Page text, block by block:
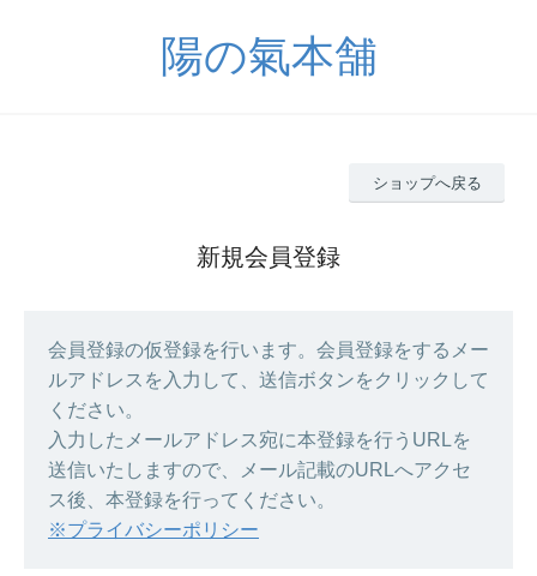
陽の氣本舗
ショップへ戻る
新規会員登録
会員登録の仮登録を行います。会員登録をするメー
ルアドレスを入力して、送信ボタンをクリックして
ください。
入力したメールアドレス宛に本登録を行うURLを
送信いたしますので、メール記載のURLへアクセ
ス後、本登録を行ってください。
※プライバシーポリシー